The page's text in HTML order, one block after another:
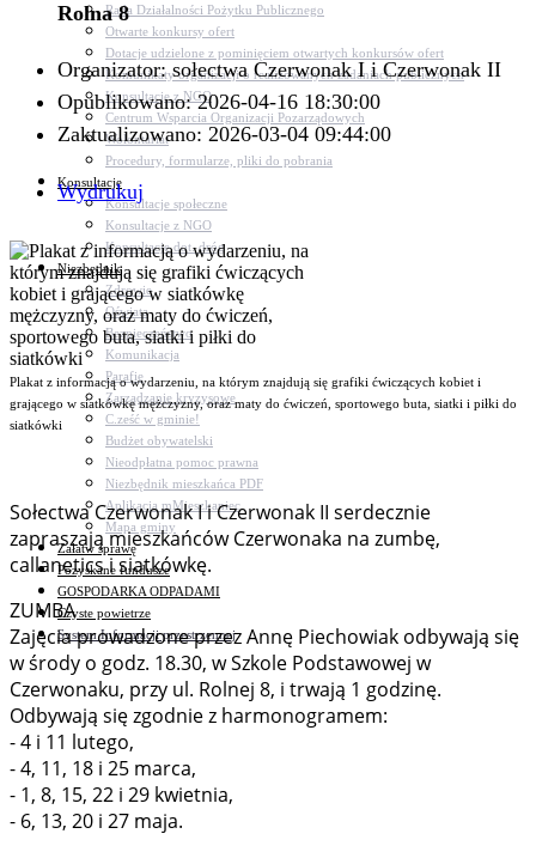
Rada Działalności Pożytku Publicznego
Otwarte konkursy ofert
Dotacje udzielone z pominięciem otwartych konkursów ofert
Komunikaty organizacji o realizowanych zadaniach publicznych
Konsultacje z NGO
Centrum Wsparcia Organizacji Pozarządowych
Wolontariat
Procedury, formularze, pliki do pobrania
Konsultacje
Konsultacje społeczne
Konsultacje z NGO
Konsultacje dot. dróg
Niezbędnik
Zdrowie
Oświata
Bezpieczeństwo
Komunikacja
Parafie
Zarządzanie kryzysowe
C.ześć w gminie!
Budżet obywatelski
Nieodpłatna pomoc prawna
Niezbędnik mieszkańca PDF
Aplikacja mMieszkaniec
Mapa gminy
Załatw sprawę
Pozyskane fundusze
GOSPODARKA ODPADAMI
Czyste powietrze
System Informacji przestrzennej
Rolna 8
Organizator: sołectwa Czerwonak I i Czerwonak II
Opublikowano: 2026-04-16 18:30:00
Zaktualizowano: 2026-03-04 09:44:00
Wydrukuj
Plakat z informacją o wydarzeniu, na którym znajdują się grafiki ćwiczących kobiet i
grającego w siatkówkę mężczyzny, oraz maty do ćwiczeń, sportowego buta, siatki i piłki do
siatkówki
Sołectwa Czerwonak I i Czerwonak II serdecznie
zapraszają mieszkańców Czerwonaka na zumbę,
callanetics i siatkówkę.
ZUMBA
Zajęcia prowadzone przez Annę Piechowiak odbywają się
w środy o godz. 18.30, w Szkole Podstawowej w
Czerwonaku, przy ul. Rolnej 8, i trwają 1 godzinę.
Odbywają się zgodnie z harmonogramem:
- 4 i 11 lutego,
- 4, 11, 18 i 25 marca,
- 1, 8, 15, 22 i 29 kwietnia,
- 6, 13, 20 i 27 maja.